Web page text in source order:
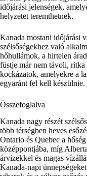
időjárási jelenségek,
helyzetet teremthetnek.
Kanada mostani időjárási
szélsőségekhez való
hőhullámok, a hirtelen
füstje már nem távoli, ritka
kockázatok, amelyekre a
egyaránt fel kell készülnie.
Összefoglalva
Kanada nagy részét
több térségben heves
Ontario és Quebec a
középpontjába, míg
árvizekkel és magas
Kanada-napi